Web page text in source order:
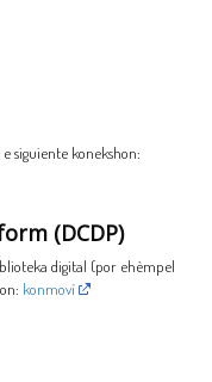
siguiente konekshon:
(DCDP)
digital (por ehèmpel
konmoví